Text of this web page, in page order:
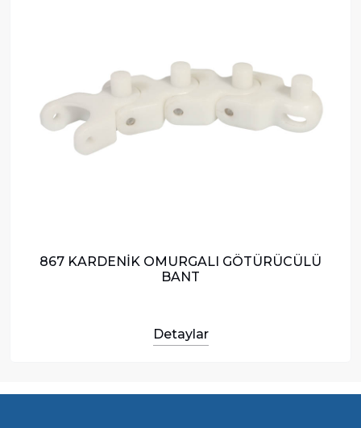
867 KARDENİK OMURGALI GÖTÜRÜCÜLÜ
BANT
Detaylar